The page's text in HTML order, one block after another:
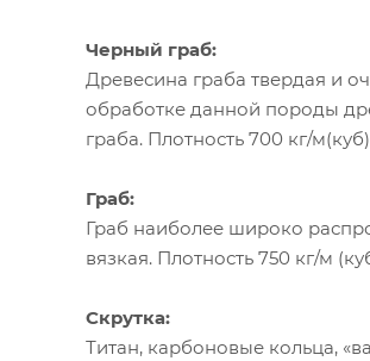
Черный граб:
Древесина граба твердая и
обработке данной породы
граба. Плотность 700 кг/
Граб:
Граб наиболее широко
вязкая. Плотность 750 кг/м
Скрутка:
Титан, карбоновые кольца,